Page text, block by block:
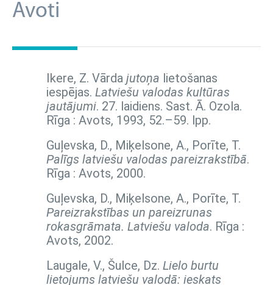
Avoti
Ikere, Z. Vārda jutoņa lietošanas
iespējas. Latviešu valodas kultūras
jautājumi. 27. laidiens. Sast. Ā. Ozola.
Rīga : Avots, 1993, 52.–59. lpp.
Guļevska, D., Miķelsone, A., Porīte, T.
Palīgs latviešu valodas pareizrakstībā.
Rīga : Avots, 2000.
Guļevska, D., Miķelsone, A., Porīte, T.
Pareizrakstības un pareizrunas
rokasgrāmata. Latviešu valoda. Rīga :
Avots, 2002.
Laugale, V., Šulce, Dz. Lielo burtu
lietojums latviešu valodā: ieskats